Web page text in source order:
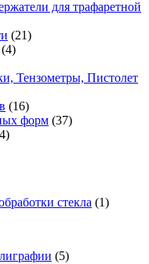
для трафаретной
(21)
(4)
Тензометры, Пистолет
(16)
форм (37)
стекла (1)
(5)